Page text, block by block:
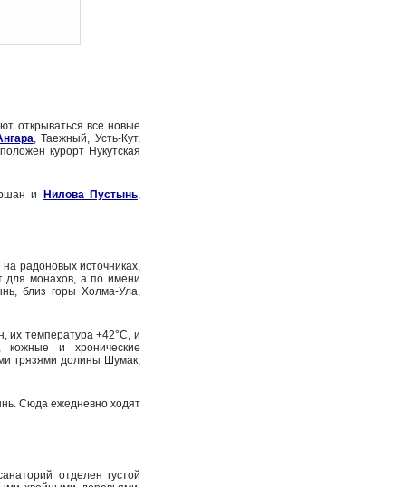
открываться все новые
, Таежный, Усть-Кут,
курорт Нукутская
и Нилова Пустынь,
радоновых источниках,
для монахов, а по имени
близ горы Холма-Ула,
их температура +42°С, и
кожные и хронические
грязями долины Шумак,
Сюда ежедневно ходят
отделен густой